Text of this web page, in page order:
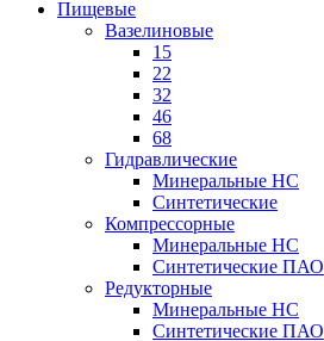
Пищевые
Вазелиновые
15
22
32
46
68
Гидравлические
Минеральные HC
Синтетические
Компрессорные
Минеральные HC
Синтетические ПАО
Редукторные
Минеральные HC
Синтетические ПАО